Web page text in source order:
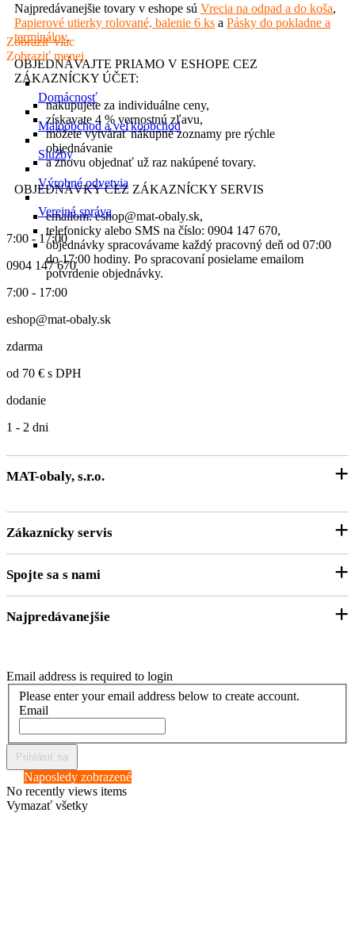
Najpredávanejšie tovary v eshope sú Vrecia na odpad a do koša,
Papierové utierky rolované, balenie 6 ks a Pásky do pokladne a
terminálov.
OBJEDNÁVAJTE PRIAMO V ESHOPE CEZ
ZÁKAZNÍCKY ÚČET:
nakupujete za individuálne ceny,
získavate 4 % vernostnú zľavu,
môžete vytvárať nákupné zoznamy pre rýchle
objednávanie
a znovu objednať už raz nakúpené tovary.
OBJEDNÁVKY CEZ ZÁKAZNÍCKY SERVIS
emailom: eshop@mat-obaly.sk,
telefonicky alebo SMS na číslo: 0904 147 670,
objednávky spracovávame každý pracovný deň od 07:00
do 17:00 hodiny. Po spracovaní posielame emailom
potvrdenie objednávky.
Zobraziť viac
Zobraziť menej
Domácnosť
Maloobchod a veľkoobchod
Služby
Výrobné odvetvia
Verejná správa
7:00 - 17:00
0904 147 670
7:00 - 17:00
eshop@mat-obaly.sk
zdarma
od 70 € s DPH
dodanie
1 - 2 dni
MAT-obaly, s.r.o.
Kontaktný formulár
Zákaznícky servis
VOP
Zákaznícky servis
Zákaznícky účet
Odstúpenie od zmluvy
Online odstúpenie od zmluvy
Otázky a odpovede
Spojte sa s nami
Facebook
Blog
Najpredávanejšie
Mikroténové sáčky
LDPE fólie
Sáčky na exkrementy
Fólia na fóliovníky
Agrofólie
Igelitové tašky
Email address is required to login
Please enter your email address below to create account.
Email
Prihlásiť sa
Naposledy zobrazené
No recently views items
Vymazať všetky